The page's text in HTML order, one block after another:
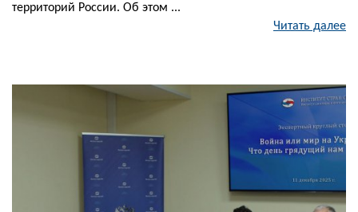
территорий России. Об этом ...
Читать далее